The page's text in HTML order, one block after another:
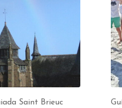
Saint Brieuc